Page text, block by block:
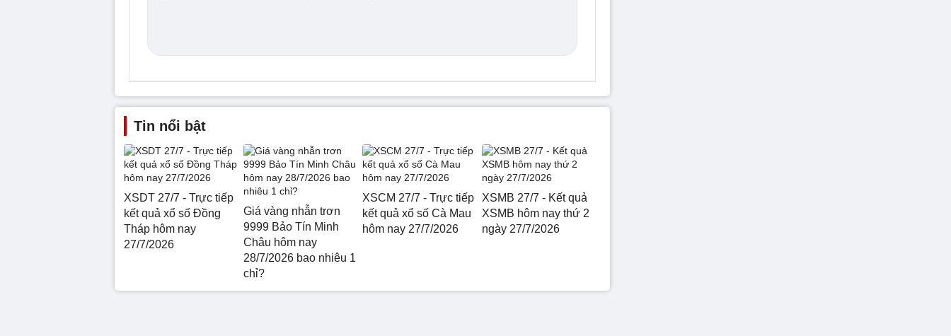
Tin nổi bật
XSDT 27/7 - Trực tiếp
kết quả xổ số Đồng
Tháp hôm nay
27/7/2026
Giá vàng nhẫn trơn
9999 Bảo Tín Minh
Châu hôm nay
28/7/2026 bao nhiêu 1
chỉ?
XSCM 27/7 - Trực tiếp
kết quả xổ số Cà Mau
hôm nay 27/7/2026
XSMB 27/7 - Kết quả
XSMB hôm nay thứ 2
ngày 27/7/2026